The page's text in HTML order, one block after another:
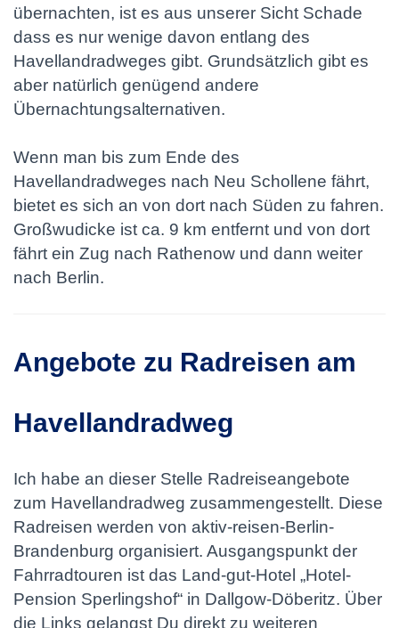
übernachten, ist es aus unserer Sicht Schade
dass es nur wenige davon entlang des
Havellandradweges gibt. Grundsätzlich gibt es
aber natürlich genügend andere
Übernachtungsalternativen.
Wenn man bis zum Ende des
Havellandradweges nach Neu Schollene fährt,
bietet es sich an von dort nach Süden zu fahren.
Großwudicke ist ca. 9 km entfernt und von dort
fährt ein Zug nach Rathenow und dann weiter
nach Berlin.
Angebote zu Radreisen am
Havellandradweg
Ich habe an dieser Stelle Radreiseangebote
zum Havellandradweg zusammengestellt. Diese
Radreisen werden von aktiv-reisen-Berlin-
Brandenburg organisiert. Ausgangspunkt der
Fahrradtouren ist das Land-gut-Hotel „Hotel-
Pension Sperlingshof“ in Dallgow-Döberitz. Über
die Links gelangst Du direkt zu weiteren